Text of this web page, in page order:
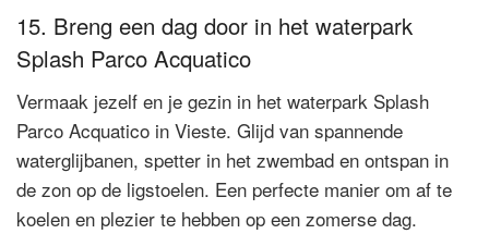
15. Breng een dag door in het waterpark
Splash Parco Acquatico
Vermaak jezelf en je gezin in het waterpark Splash
Parco Acquatico in Vieste. Glijd van spannende
waterglijbanen, spetter in het zwembad en ontspan in
de zon op de ligstoelen. Een perfecte manier om af te
koelen en plezier te hebben op een zomerse dag.